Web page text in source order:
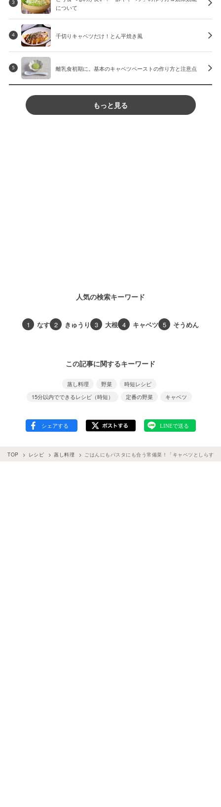
3
について
4 千切りキャベツだけ！とん平焼き風
5 離乳食初期に。基本のキャベツペーストの作り方と注意点
もっと見る
人気の検索キーワード
1 なす 2 きゅうり 3 大根 4 キャベツ 5 そうめん
この記事に関するキーワード
蒸し料理 野菜
時短レシピ
15分以内でできるレシピ（時短）
定番の野菜 キャベツ
TOP レシピ 蒸し料理 ごはんにもパスタにも合う常備菜！「キャベツとしらす